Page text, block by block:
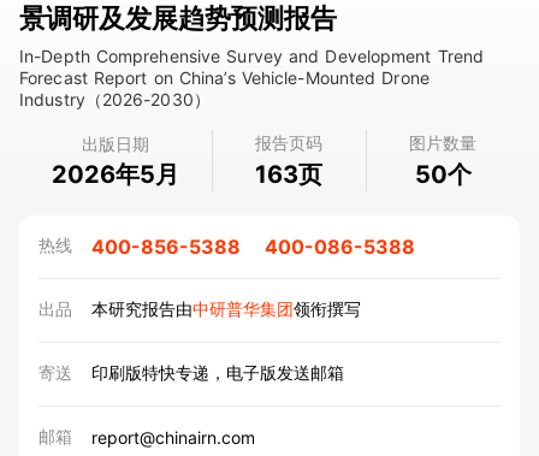
景调研及发展趋势预测报告
In-Depth Comprehensive Survey and Development Trend
Forecast Report on China’s Vehicle-Mounted Drone
Industry（2026-2030）
出版日期
2026年5月
报告页码
163页
图片数量
50个
热线 400-856-5388 400-086-5388
出品 本研究报告由中研普华集团领衔撰写
寄送 印刷版特快专递，电子版发送邮箱
邮箱 report@chinairn.com